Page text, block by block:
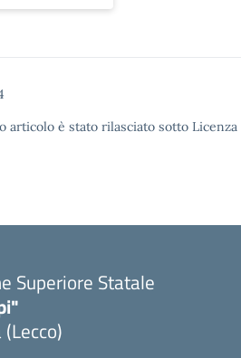
articolo è stato rilasciato sotto
Superiore Statale